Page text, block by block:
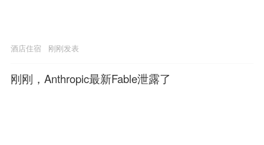
酒店住宿 刚刚发表
刚刚，Anthropic最新Fable泄露了